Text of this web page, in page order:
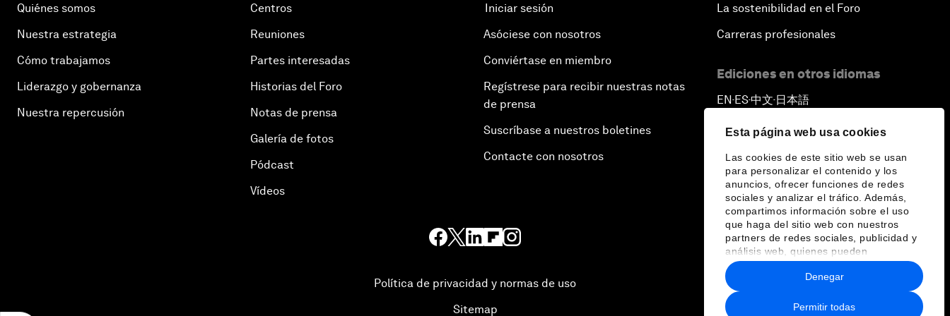
Esta página web usa cookies
Las cookies de este sitio web se usan
para personalizar el contenido y los
anuncios, ofrecer funciones de redes
sociales y analizar el tráfico. Además,
compartimos información sobre el uso
que haga del sitio web con nuestros
partners de redes sociales, publicidad y
análisis web, quienes pueden
combinarla con otra información que les
haya proporcionado o que hayan
recopilado a partir del uso que haya
hecho de sus servicios.
Permitir todas
Denegar
Quiénes somos
Nuestra estrategia
Cómo trabajamos
Liderazgo y gobernanza
Nuestra repercusión
Centros
Reuniones
Partes interesadas
Historias del Foro
Notas de prensa
Galería de fotos
Pódcast
Vídeos
Iniciar sesión
Asóciese con nosotros
Conviértase en miembro
Regístrese para recibir nuestras notas
de prensa
Suscríbase a nuestros boletines
Contacte con nosotros
La sostenibilidad en el Foro
Carreras profesionales
Ediciones en otros idiomas
EN ▪ ES▪中文▪ 日本語
Política de privacidad y normas de uso
Sitemap